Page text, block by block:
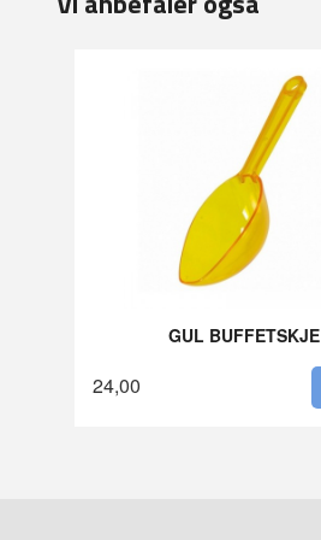
GUL BUFFETSKJE
24,00